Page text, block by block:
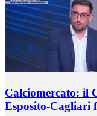
Calciomercato: il
Esposito-Cagliari